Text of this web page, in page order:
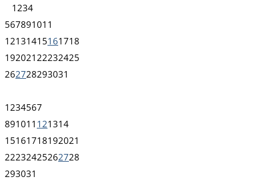
1 234
567891011
12131415161718
192021 22232425
262728293031
1 234567
891011 121314
15161718192021
22232425262728
293031